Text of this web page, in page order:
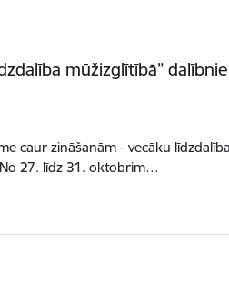
mūžizglītībā”
caur zināšanām - vecāku
27. līdz 31. oktobrim…